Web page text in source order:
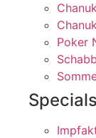
Poker
Specials